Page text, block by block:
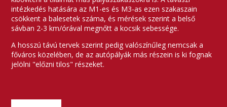
intézkedés hatására az M1-es és M3-as ezen szakaszain
csökkent a balesetek száma, és mérések szerint a belső
sávban 2-3 km/órával megnőtt a kocsik sebessége.
A hosszú távú tervek szerint pedig valószínűleg nemcsak a
főváros közelében, de az autópályák más részein is ki fognak
jelölni "előzni tilos" részeket.